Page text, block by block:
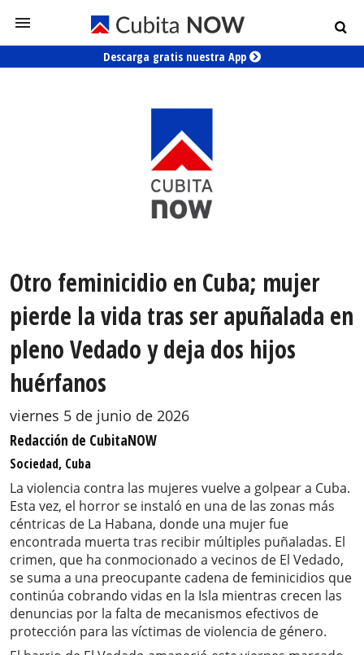
Descarga gratis nuestra App
Otro feminicidio en Cuba; mujer
pierde la vida tras ser apuñalada en
pleno Vedado y deja dos hijos
huérfanos
viernes 5 de junio de 2026
Redacción de CubitaNOW
Sociedad, Cuba
La violencia contra las mujeres vuelve a golpear a Cuba.
Esta vez, el horror se instaló en una de las zonas más
céntricas de La Habana, donde una mujer fue
encontrada muerta tras recibir múltiples puñaladas. El
crimen, que ha conmocionado a vecinos de El Vedado,
se suma a una preocupante cadena de feminicidios que
continúa cobrando vidas en la Isla mientras crecen las
denuncias por la falta de mecanismos efectivos de
protección para las víctimas de violencia de género.